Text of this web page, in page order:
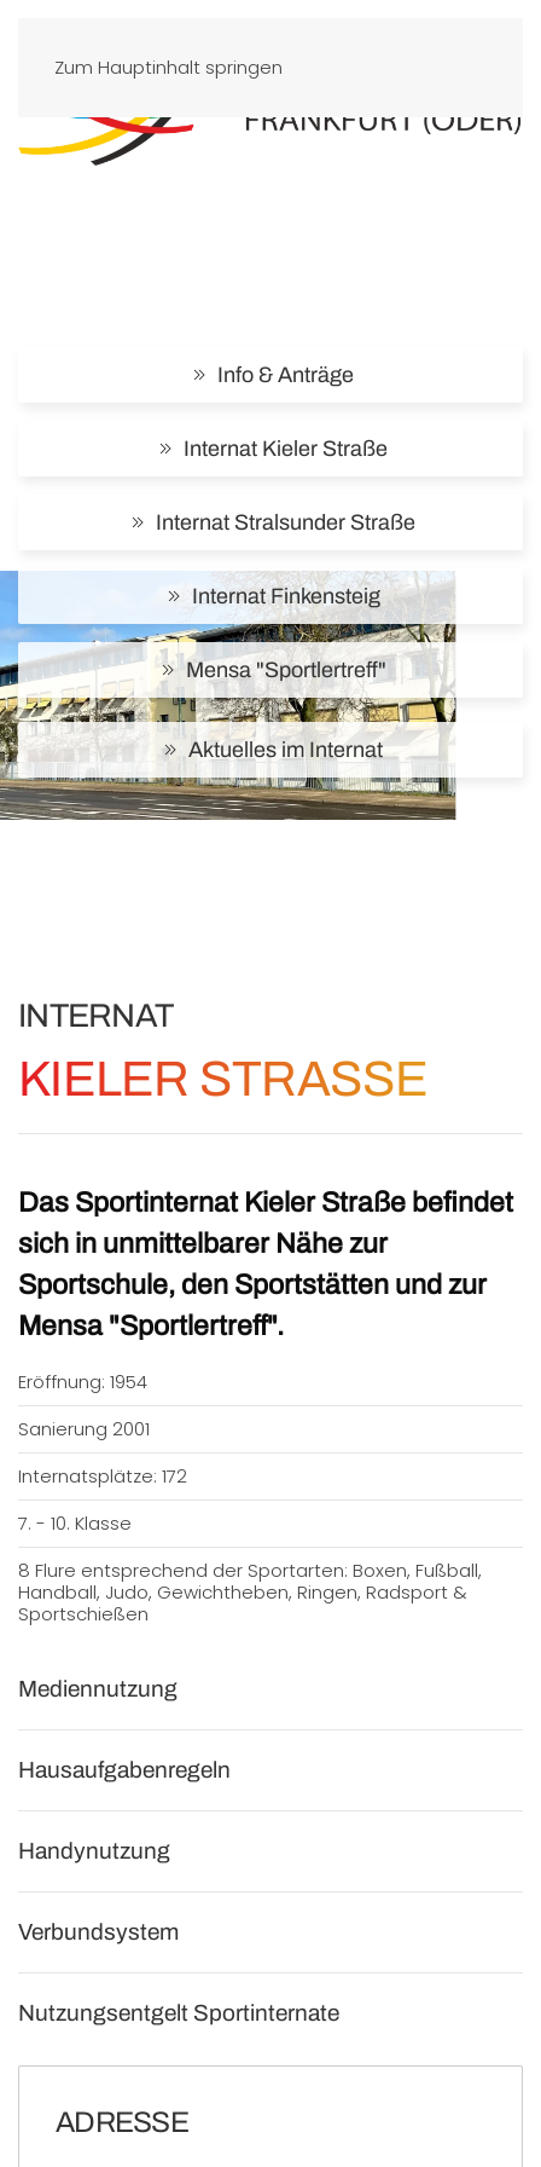
Zum Hauptinhalt springen
Info & Anträge
Internat Kieler Straße
Internat Stralsunder Straße
Internat Finkensteig
Mensa "Sportlertreff"
Aktuelles im Internat
INTERNAT
KIELER STRASSE
Das Sportinternat Kieler Straße befindet
sich in unmittelbarer Nähe zur
Sportschule, den Sportstätten und zur
Mensa "Sportlertreff".
Eröffnung: 1954
Sanierung 2001
Internatsplätze: 172
7. - 10. Klasse
8 Flure entsprechend der Sportarten: Boxen, Fußball,
Handball, Judo, Gewichtheben, Ringen, Radsport &
Sportschießen
Mediennutzung
Hausaufgabenregeln
Handynutzung
Verbundsystem
Nutzungsentgelt Sportinternate
ADRESSE